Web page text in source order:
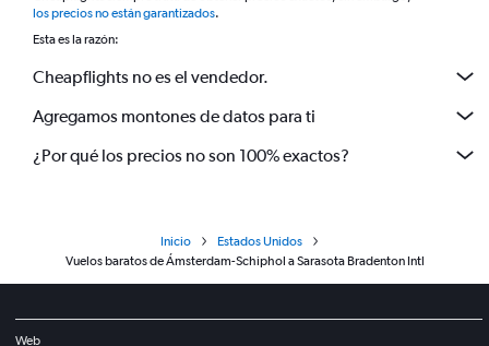
los precios no están garantizados.
Esta es la razón:
Cheapflights no es el vendedor.
Agregamos montones de datos para ti
¿Por qué los precios no son 100% exactos?
Inicio
Estados Unidos
Vuelos baratos de Ámsterdam-Schiphol a Sarasota Bradenton Intl
Web